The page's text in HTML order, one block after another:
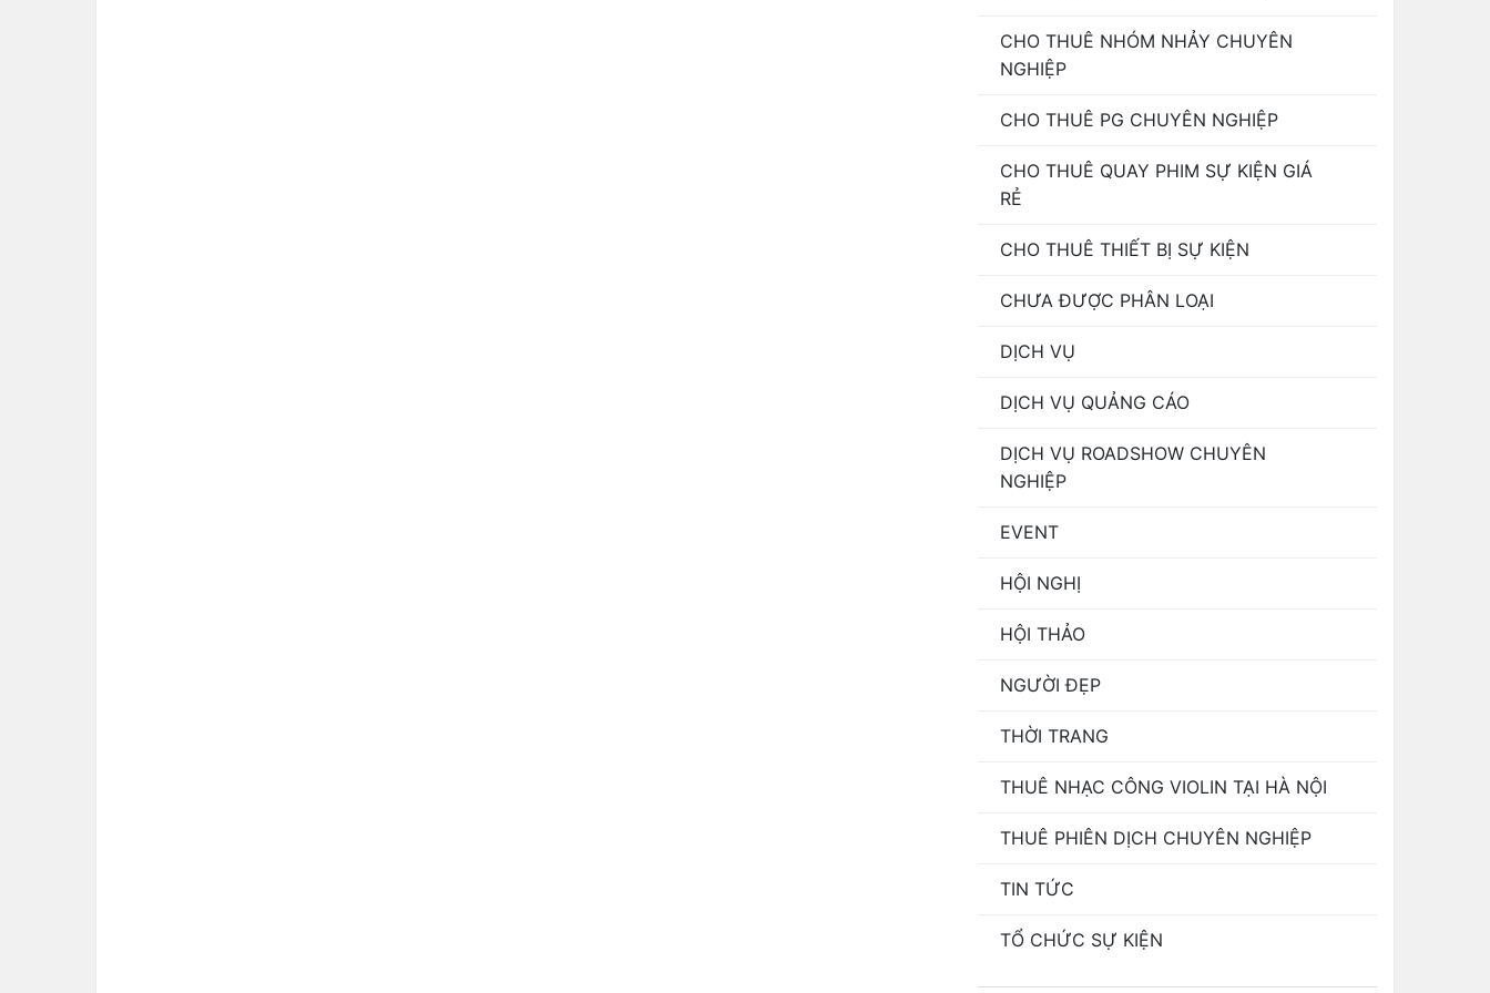
CHO THUÊ NHÓM NHẢY CHUYÊN
NGHIỆP
CHO THUÊ PG CHUYÊN NGHIỆP
CHO THUÊ QUAY PHIM SỰ KIỆN GIÁ
RẺ
CHO THUÊ THIẾT BỊ SỰ KIỆN
CHƯA ĐƯỢC PHÂN LOẠI
DỊCH VỤ
DỊCH VỤ QUẢNG CÁO
DỊCH VỤ ROADSHOW CHUYÊN
NGHIỆP
EVENT
HỘI NGHỊ
HỘI THẢO
NGƯỜI ĐẸP
THỜI TRANG
THUÊ NHẠC CÔNG VIOLIN TẠI HÀ NỘI
THUÊ PHIÊN DỊCH CHUYÊN NGHIỆP
TIN TỨC
TỔ CHỨC SỰ KIỆN